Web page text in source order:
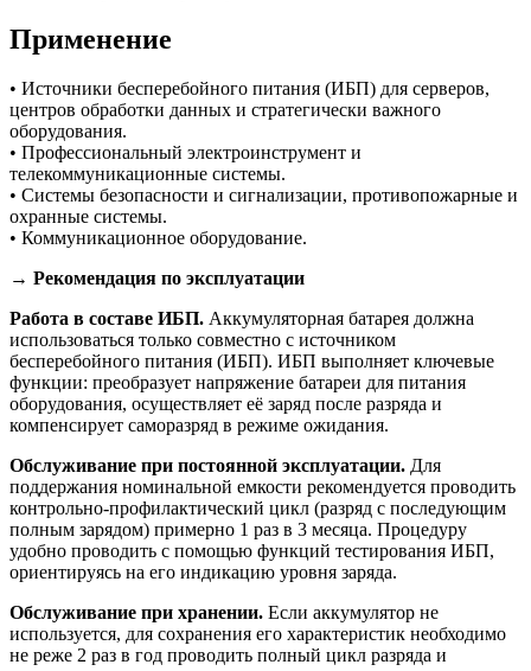
Применение
• Источники бесперебойного питания (ИБП) для серверов,
центров обработки данных и стратегически важного
оборудования.
• Профессиональный электроинструмент и
телекоммуникационные системы.
• Системы безопасности и сигнализации, противопожарные и
охранные системы.
• Коммуникационное оборудование.
→ Рекомендация по эксплуатации
Работа в составе ИБП. Аккумуляторная батарея должна
использоваться только совместно с источником
бесперебойного питания (ИБП). ИБП выполняет ключевые
функции: преобразует напряжение батареи для питания
оборудования, осуществляет её заряд после разряда и
компенсирует саморазряд в режиме ожидания.
Обслуживание при постоянной эксплуатации. Для
поддержания номинальной емкости рекомендуется проводить
контрольно-профилактический цикл (разряд с последующим
полным зарядом) примерно 1 раз в 3 месяца. Процедуру
удобно проводить с помощью функций тестирования ИБП,
ориентируясь на его индикацию уровня заряда.
Обслуживание при хранении. Если аккумулятор не
используется, для сохранения его характеристик необходимо
не реже 2 раз в год проводить полный цикл разряда и